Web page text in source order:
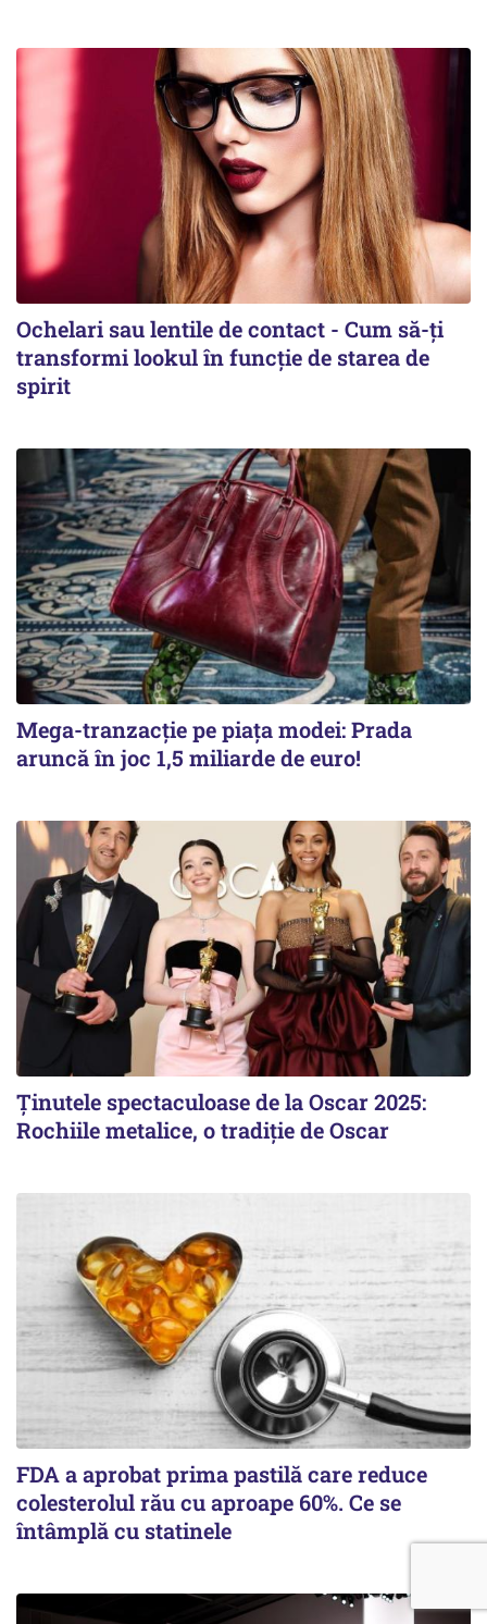
Ochelari sau lentile de contact - Cum să-ți
transformi lookul în funcție de starea de
spirit
Mega-tranzacție pe piața modei: Prada
aruncă în joc 1,5 miliarde de euro!
Ținutele spectaculoase de la Oscar 2025:
Rochiile metalice, o tradiție de Oscar
FDA a aprobat prima pastilă care reduce
colesterolul rău cu aproape 60%. Ce se
întâmplă cu statinele